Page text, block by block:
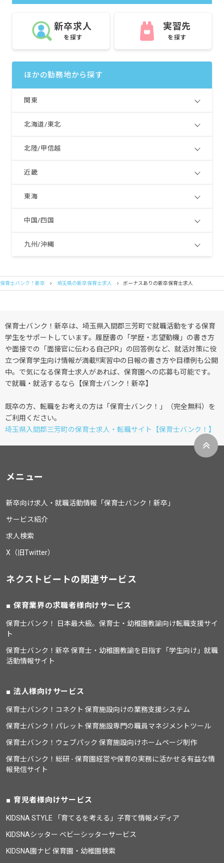
新卒求人
を探す
実習先
を探す
ほかの勤務地から探す
関東
北海道/東北
北陸/甲信越
近畿
東海
中国/四国
九州/沖縄
保育士バンク！新卒 埼玉県の新卒保育士求人 ボーナスありの新卒保育士求人
保育士バンク！新卒は、埼玉県入間郡三芳町で就職活動をする保育
学生をサポートしています。履歴書の「学歴・志望動機」の書き方
や面接での「面接官に伝わる自己PR」の回答例など、就活対策に役
立つ保育学生向け情報が満載!!実習中の日報の書き方や目標例も公開
中。で気になる保育士求人があれば、保育園への応募も可能です。
で就職・就活するなら【保育士バンク！新卒】
既卒の方、転職をお考えの方は「保育士バンク！」（完全無料）を
ご利用ください。
埼玉県入間郡三芳町の保育士求人・転職サイト【保育士バンク！】
メニュー
新卒向け求人・就職活動情報「保育士バンク！新卒」
サービス紹介
求人検索
X（旧Twitter）
ネクストビートの関連サービス
保育業界の求職者様向けサービス
保育士バンク！ 日本最大級。保育士・幼稚園教諭向け転職支援サイ
ト
保育士バンク！新卒 保育士・幼稚園教諭を目指す「学生向け」就職
活動情報サイト
法人様向けサービス
保育士バンク！コネクト 保育施設向けの業務支援システム
保育士バンク！パレット 保育施設専門の職員マネジメントツール
保育士バンク！ウェブパック 保育施設向けホームページ制作
保育士バンク！総研 - 保育園経営や保育の実務に活かせる有益な情
報発信サイト
育児者様向けサービス
KIDSNA STYLE 「育てるを考える」子育て情報メディア
KIDSNAシッター ベビーシッターサービス
KIDSNA園ナビ 保育園・幼稚園検索